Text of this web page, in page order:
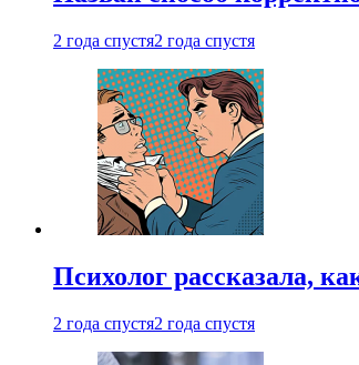
2 года спустя2 года спустя
Психолог рассказала,
2 года спустя2 года спустя